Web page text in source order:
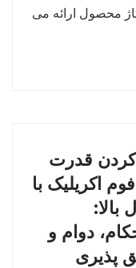
محصول ارائه می
کردن قدرت
اکریلیک با
بالا:
دوام و
پذیری